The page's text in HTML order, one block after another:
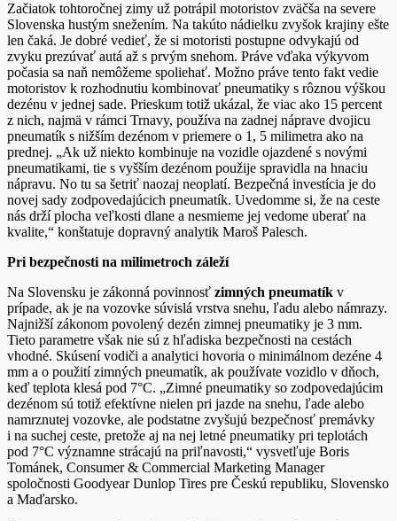
Začiatok tohtoročnej zimy už potrápil motoristov zväčša na severe
Slovenska hustým snežením. Na takúto nádielku zvyšok krajiny ešte
len čaká. Je dobré vedieť, že si motoristi postupne odvykajú od
zvyku prezúvať autá až s prvým snehom. Práve vďaka výkyvom
počasia sa naň nemôžeme spoliehať. Možno práve tento fakt vedie
motoristov k rozhodnutiu kombinovať pneumatiky s rôznou výškou
dezénu v jednej sade. Prieskum totiž ukázal, že viac ako 15 percent
z nich, najmä v rámci Trnavy, používa na zadnej náprave dvojicu
pneumatík s nižším dezénom v priemere o 1, 5 milimetra ako na
prednej. „Ak už niekto kombinuje na vozidle ojazdené s novými
pneumatikami, tie s vyšším dezénom použije spravidla na hnaciu
nápravu. No tu sa šetriť naozaj neoplatí. Bezpečná investícia je do
novej sady zodpovedajúcich pneumatík. Uvedomme si, že na ceste
nás drží plocha veľkosti dlane a nesmieme jej vedome uberať na
kvalite,“ konštatuje dopravný analytik Maroš Palesch.
Pri bezpečnosti na milimetroch záleží
Na Slovensku je zákonná povinnosť zimných pneumatík v
prípade, ak je na vozovke súvislá vrstva snehu, ľadu alebo námrazy.
Najnižší zákonom povolený dezén zimnej pneumatiky je 3 mm.
Tieto parametre však nie sú z hľadiska bezpečnosti na cestách
vhodné. Skúsení vodiči a analytici hovoria o minimálnom dezéne 4
mm a o použití zimných pneumatík, ak používate vozidlo v dňoch,
keď teplota klesá pod 7°C. „Zimné pneumatiky so zodpovedajúcim
dezénom sú totiž efektívne nielen pri jazde na snehu, ľade alebo
namrznutej vozovke, ale podstatne zvyšujú bezpečnosť premávky
i na suchej ceste, pretože aj na nej letné pneumatiky pri teplotách
pod 7°C významne strácajú na priľnavosti,“ vysvetľuje Boris
Tománek, Consumer & Commercial Marketing Manager
spoločnosti Goodyear Dunlop Tires pre Českú republiku, Slovensko
a Maďarsko.